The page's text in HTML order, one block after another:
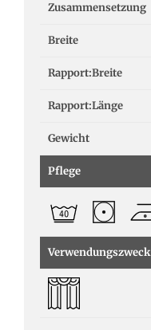
Zusammensetzung
Breite
Rapport:Breite
Rapport:Länge
Gewicht
Pflege
Verwendungszweck